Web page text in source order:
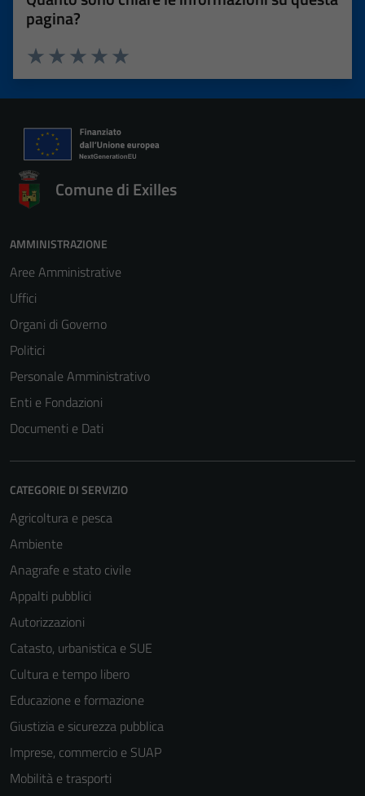
pagina?
Valuta 5 stelle su 5
Valuta 4 stelle su 5
Valuta 3 stelle su 5
Valuta 2 stelle su 5
Valuta 1 stelle su 5
Comune di Exilles
AMMINISTRAZIONE
Aree Amministrative
Uffici
Organi di Governo
Politici
Personale Amministrativo
Enti e Fondazioni
Documenti e Dati
CATEGORIE DI SERVIZIO
Agricoltura e pesca
Ambiente
Anagrafe e stato civile
Appalti pubblici
Autorizzazioni
Catasto, urbanistica e SUE
Cultura e tempo libero
Educazione e formazione
Giustizia e sicurezza pubblica
Imprese, commercio e SUAP
Mobilità e trasporti